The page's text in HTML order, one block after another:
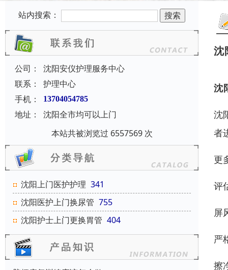
站内搜索：
公司：
沈阳安仪护理服务中心
联系：
护理中心
手机：
13704054785
地址：
沈阳全市均可以上门
本站共被浏览过 6557569 次
沈阳上门医护护理 341
沈阳医护上门换尿管 755
沈阳护士上门更换胃管 404
沈
沈
沈
者
更
评
屏
严
擦